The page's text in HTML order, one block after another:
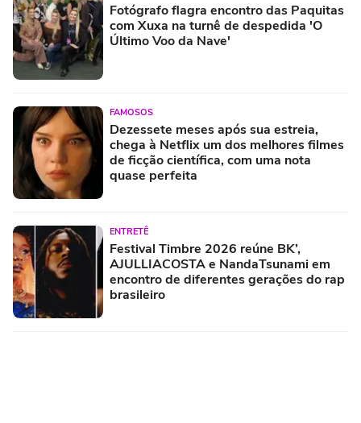
Fotógrafo flagra encontro das Paquitas
com Xuxa na turnê de despedida 'O
Último Voo da Nave'
FAMOSOS
Dezessete meses após sua estreia,
chega à Netflix um dos melhores filmes
de ficção científica, com uma nota
quase perfeita
ENTRETÊ
Festival Timbre 2026 reúne BK’,
AJULLIACOSTA e NandaTsunami em
encontro de diferentes gerações do rap
brasileiro